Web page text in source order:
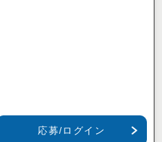
応募/ログイン